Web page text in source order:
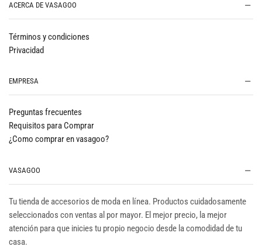
ACERCA DE VASAGOO
Términos y condiciones
Privacidad
EMPRESA
Preguntas frecuentes
Requisitos para Comprar
¿Como comprar en vasagoo?
VASAGOO
Tu tienda de accesorios de moda en línea. Productos cuidadosamente
seleccionados con ventas al por mayor. El mejor precio, la mejor
atención para que inicies tu propio negocio desde la comodidad de tu
casa.